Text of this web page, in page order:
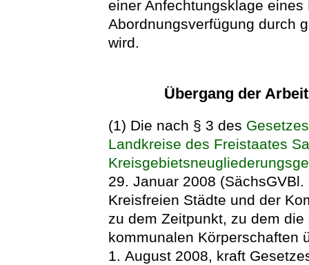
einer Anfechtungsklage
Abordnungsverfügung durch
wird.
Übergang der
(1) Die nach § 3 des
Landkreise des Freistaates
29. Januar 2008
Kreisfreien Städte und der
zu dem Zeitpunkt, zu dem
kommunalen Körperschaften
1. August 2008, kraft